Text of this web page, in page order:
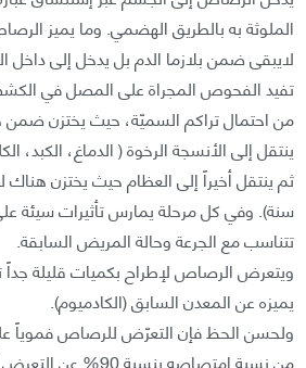
الملوثة به بالطريق الهضمي. وما يميز
لايبقى ضمن بلازما الدم بل يدخل إلى داخل
تفيد الفحوص المجراة على المصل في
من احتمال تراكم السميّة، حيث يختزن ضمن
ينتقل إلى الأنسجة الرخوة ( الدماغ، الكبد،
سنة). وفي كل مرحلة يمارس تأثيرات سيئة
تتناسب مع الجرعة وحالة المريض السابقة.
ويتعرض الرصاص لإطراح بكميات قليلة جداً
يميزه عن المعدن السابق (الكادميوم).
ولحسن الحظ فإن التعرّض للرصاص فموياً
من نسبة امتصاصه بنسبة 90% عن التعرض له على معدة فارغة.